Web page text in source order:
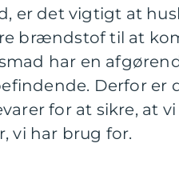
er det vigtigt at
brændstof til at
har en
Derfor
for at sikre, at vi
vi har brug for.